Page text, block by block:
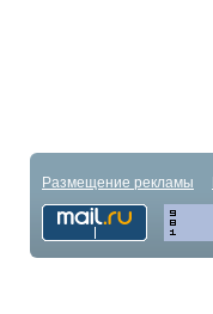
Размещение рекламы